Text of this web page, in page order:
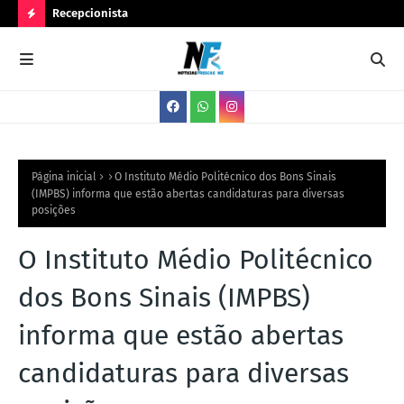
O
V
G
A
S
Recepcionista
Página inicial
O Instituto Médio Politécnico dos Bons Sinais
(IMPBS) informa que estão abertas candidaturas para diversas
posições
O Instituto Médio Politécnico
dos Bons Sinais (IMPBS)
informa que estão abertas
candidaturas para diversas